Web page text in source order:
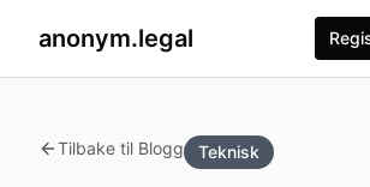
anonym.legal
Tilbake til Blogg Teknisk